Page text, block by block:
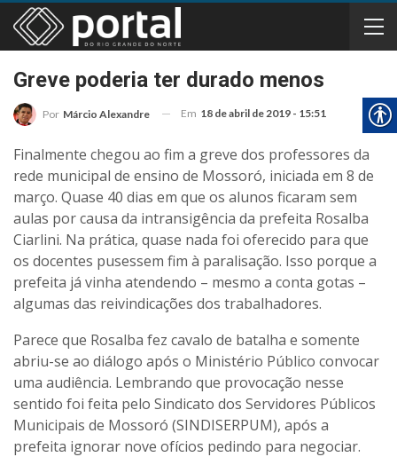
Greve poderia ter durado menos
Por Márcio Alexandre Em 18 de abril de 2019 - 15:51
Finalmente chegou ao fim a greve dos professores da
rede municipal de ensino de Mossoró, iniciada em 8 de
março. Quase 40 dias em que os alunos ficaram sem
aulas por causa da intransigência da prefeita Rosalba
Ciarlini. Na prática, quase nada foi oferecido para que
os docentes pusessem fim à paralisação. Isso porque a
prefeita já vinha atendendo – mesmo a conta gotas –
algumas das reivindicações dos trabalhadores.
Parece que Rosalba fez cavalo de batalha e somente
abriu-se ao diálogo após o Ministério Público convocar
uma audiência. Lembrando que provocação nesse
sentido foi feita pelo Sindicato dos Servidores Públicos
Municipais de Mossoró (SINDISERPUM), após a
prefeita ignorar nove ofícios pedindo para negociar.